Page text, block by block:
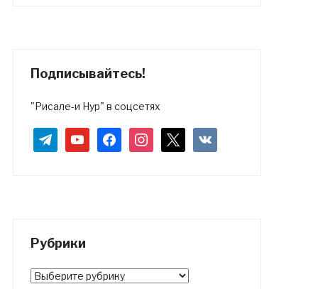
Подписывайтесь!
"Рисале-и Нур" в соцсетях
telegramyoutubefacebookinstagram vkontakte
Рубрики
Рубрики